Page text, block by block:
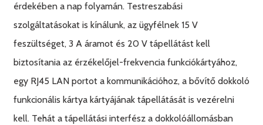
érdekében a nap folyamán. Testreszabási
szolgáltatásokat is kínálunk, az ügyfélnek 15 V
feszültséget, 3 A áramot és 20 V tápellátást kell
biztosítania az érzékelőjel-frekvencia funkciókártyához,
egy RJ45 LAN portot a kommunikációhoz, a bővítő dokkoló
funkcionális kártya kártyájának tápellátását is vezérelni
kell. Tehát a tápellátási interfész a dokkolóállomásban